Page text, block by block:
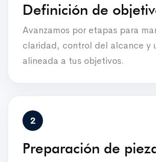
Definición de
Avanzamos por etapas para
claridad, control del alcance y
alineada a tus objetivos.
Preparación de